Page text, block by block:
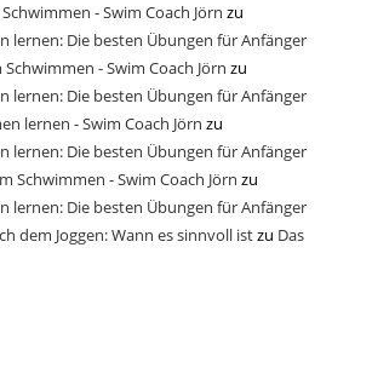
- Swim Coach Jörn zu
lernen: Die besten Übungen für Anfänger
- Swim Coach Jörn zu
lernen: Die besten Übungen für Anfänger
lernen - Swim Coach Jörn zu
lernen: Die besten Übungen für Anfänger
Schwimmen - Swim Coach Jörn zu
lernen: Die besten Übungen für Anfänger
dem Joggen: Wann es sinnvoll istzu Das